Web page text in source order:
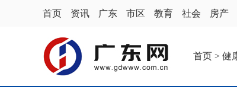
首页 资讯 广东 市区 教育 社会 房产
首页 > 健